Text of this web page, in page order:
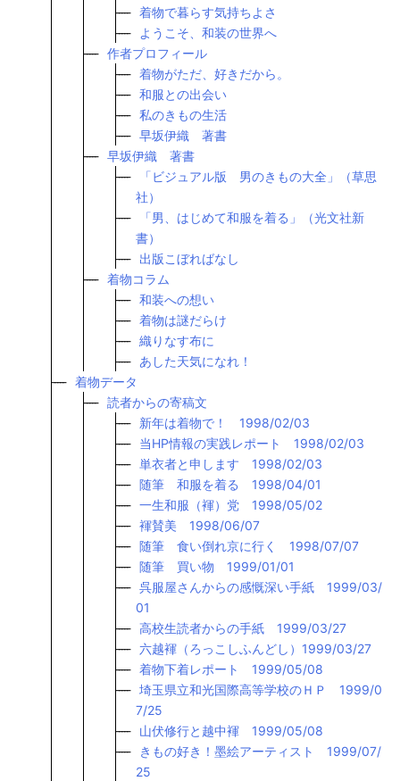
着物で暮らす気持ちよさ
ようこそ、和装の世界へ
作者プロフィール
着物がただ、好きだから。
和服との出会い
私のきもの生活
早坂伊織 著書
早坂伊織 著書
「ビジュアル版 男のきもの大全」（草思
社）
「男、はじめて和服を着る」（光文社新
書）
出版こぼればなし
着物コラム
和装への想い
着物は謎だらけ
織りなす布に
あした天気になれ！
着物データ
読者からの寄稿文
新年は着物で！ 1998/02/03
当HP情報の実践レポート 1998/02/03
単衣者と申します 1998/02/03
随筆 和服を着る 1998/04/01
一生和服（褌）党 1998/05/02
褌賛美 1998/06/07
随筆 食い倒れ京に行く 1998/07/07
随筆 買い物 1999/01/01
呉服屋さんからの感慨深い手紙 1999/03/
01
高校生読者からの手紙 1999/03/27
六越褌（ろっこしふんどし）1999/03/27
着物下着レポート 1999/05/08
埼玉県立和光国際高等学校のＨＰ 1999/0
7/25
山伏修行と越中褌 1999/05/08
きもの好き！墨絵アーティスト 1999/07/
25